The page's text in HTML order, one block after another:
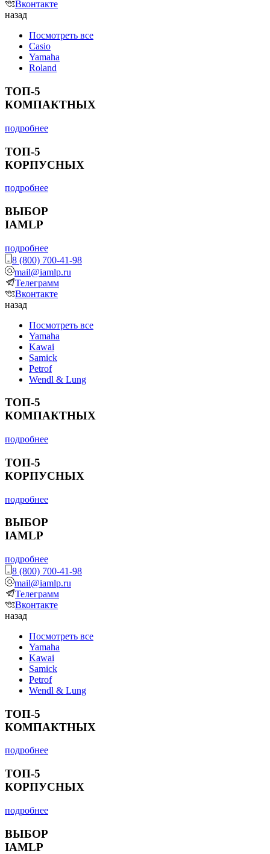
Вконтакте
назад
Посмотреть все
Casio
Yamaha
Roland
ТОП-5
КОМПАКТНЫХ
подробнее
ТОП-5
КОРПУСНЫХ
подробнее
ВЫБОР
IAMLP
подробнее
8 (800) 700-41-98
mail@iamlp.ru
Телеграмм
Вконтакте
назад
Посмотреть все
Yamaha
Kawai
Samick
Petrof
Wendl & Lung
ТОП-5
КОМПАКТНЫХ
подробнее
ТОП-5
КОРПУСНЫХ
подробнее
ВЫБОР
IAMLP
подробнее
8 (800) 700-41-98
mail@iamlp.ru
Телеграмм
Вконтакте
назад
Посмотреть все
Yamaha
Kawai
Samick
Petrof
Wendl & Lung
ТОП-5
КОМПАКТНЫХ
подробнее
ТОП-5
КОРПУСНЫХ
подробнее
ВЫБОР
IAMLP